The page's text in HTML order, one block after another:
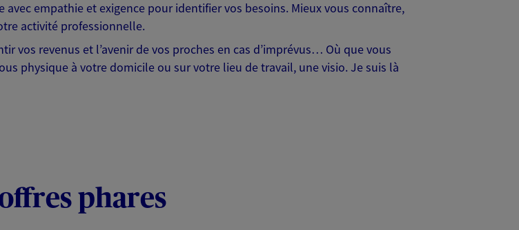
avec empathie et exigence pour identifier vos besoins. Mieux vous connaître,
activité professionnelle.
vos revenus et l’avenir de vos proches en cas d’imprévus… Où que vous
physique à votre domicile ou sur votre lieu de travail, une visio. Je suis là
phares